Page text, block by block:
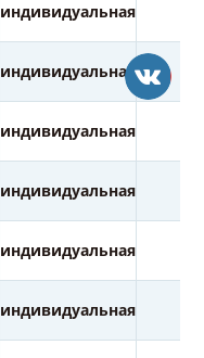
индивидуальная
индивидуальная
индивидуальная
индивидуальная
индивидуальная
индивидуальная